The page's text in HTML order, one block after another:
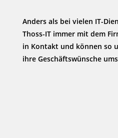
Anders als bei vielen IT-
Thoss-IT immer mit dem
in Kontakt und können so
ihre Geschäftswünsche